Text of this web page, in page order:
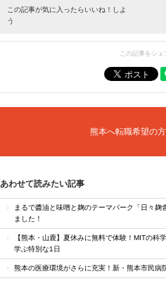
この記事が気に入ったらいいね！しよ
う
この記事をシェ
熊本へ転職希望の
あわせて読みたい記事
まるで醬油と味噌と麹のテーマパーク「日々
ました！
【熊本・山鹿】夏休みに無料で体験！MITの科
学ぶ特別な1日
熊本の医療環境がさらに充実！新・熊本市民病